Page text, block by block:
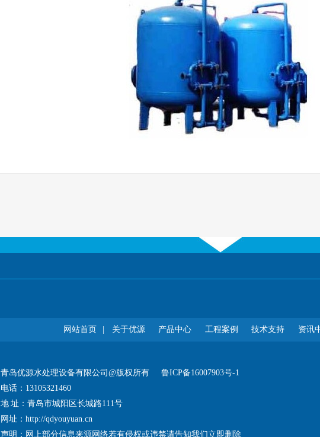
网站首页 关于优源 产品中心 工程案例 技术支持 资讯
青岛优源水处理设备有限公司@版权所有
鲁ICP备16007903号-1
电话：13105321460
地 址：青岛市城阳区长城路111号
网址：http://qdyouyuan.cn
声明：网上部分信息来源网络若有侵权或违禁请告知我们立即删除